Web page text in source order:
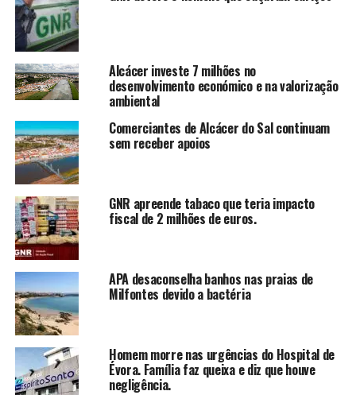
Alcácer investe 7 milhões no
desenvolvimento económico e na valorização
ambiental
Comerciantes de Alcácer do Sal continuam
sem receber apoios
GNR apreende tabaco que teria impacto
fiscal de 2 milhões de euros.
APA desaconselha banhos nas praias de
Milfontes devido a bactéria
Homem morre nas urgências do Hospital de
Évora. Família faz queixa e diz que houve
negligência.